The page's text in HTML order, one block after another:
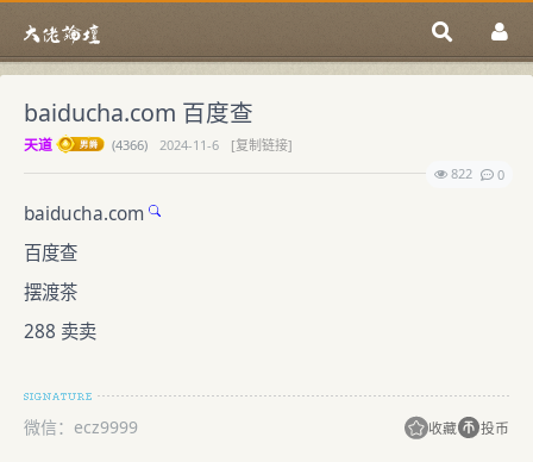
baiducha.com 百度查
天道 (4366) 2024-11-6
[复制链接]
822
0
baiducha.com
百度查
摆渡茶
288 卖卖
微信：ecz9999 收藏 投币